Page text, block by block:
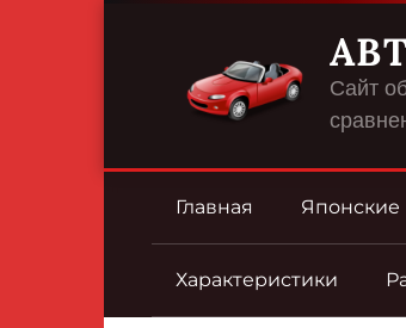
Сайт
Главная Японские
Характеристики